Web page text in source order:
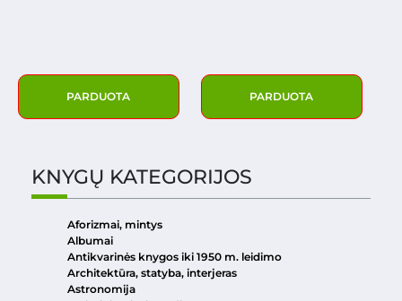
PARDUOTA PARDUOTA
KNYGŲ KATEGORIJOS
Aforizmai, mintys
Albumai
Antikvarinės knygos iki 1950 m. leidimo
Architektūra, statyba, interjeras
Astronomija